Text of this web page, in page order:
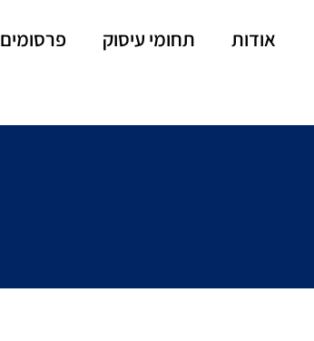
אודות תחומי עיסוק פרסומים